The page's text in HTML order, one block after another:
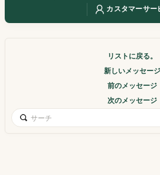
カスタマーサー
リストに戻る。
新しいメッセージ
前のメッセージ
次のメッセージ